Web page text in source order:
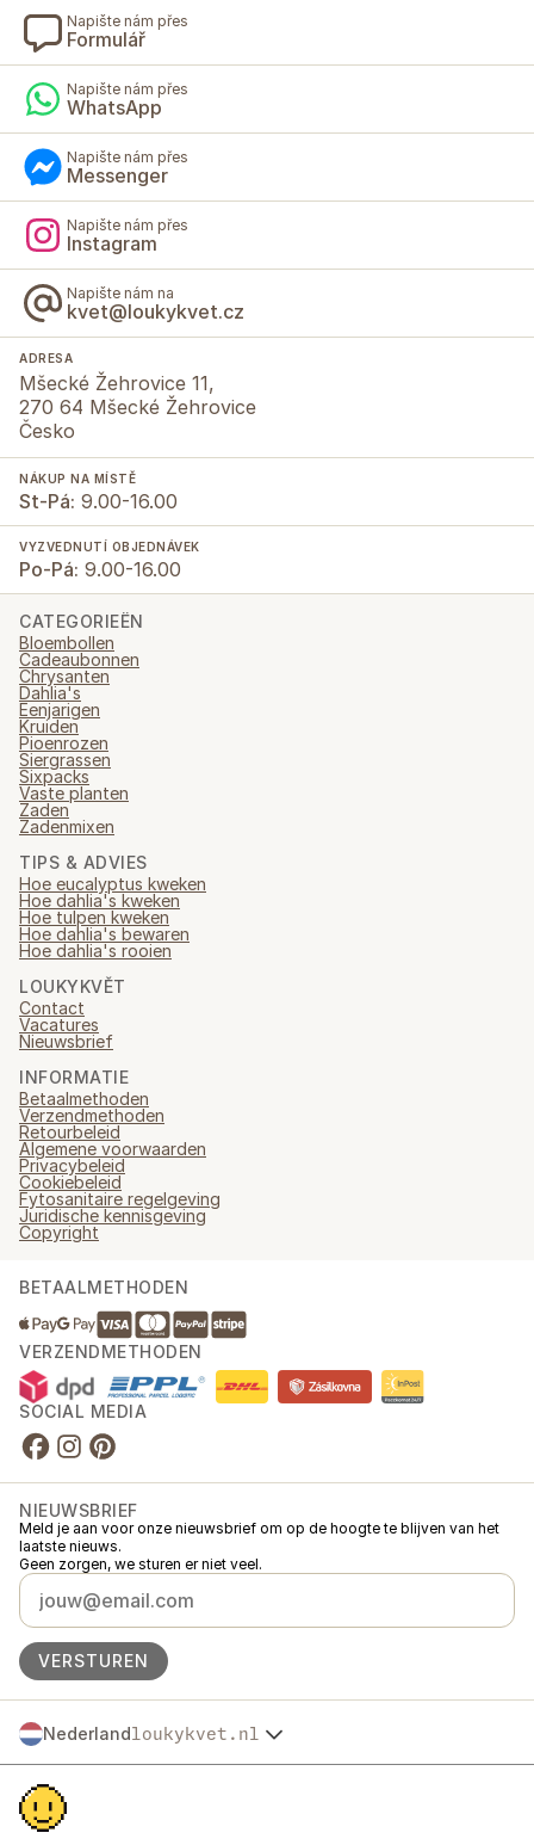
Napište nám přes
Formulář
Napište nám přes
WhatsApp
Napište nám přes
Messenger
Napište nám přes
Instagram
Napište nám na
kvet@loukykvet.cz
ADRESA
Mšecké Žehrovice 11,
270 64 Mšecké Žehrovice
Česko
NÁKUP NA MÍSTĚ
St-Pá: 9.00-16.00
VYZVEDNUTÍ OBJEDNÁVEK
Po-Pá: 9.00-16.00
CATEGORIEËN
Bloembollen
Cadeaubonnen
Chrysanten
Dahlia's
Eenjarigen
Kruiden
Pioenrozen
Siergrassen
Sixpacks
Vaste planten
Zaden
Zadenmixen
TIPS & ADVIES
Hoe eucalyptus kweken
Hoe dahlia's kweken
Hoe tulpen kweken
Hoe dahlia's bewaren
Hoe dahlia's rooien
LOUKYKVĚT
Contact
Vacatures
Nieuwsbrief
INFORMATIE
Betaalmethoden
Verzendmethoden
Retourbeleid
Algemene voorwaarden
Privacybeleid
Cookiebeleid
Fytosanitaire regelgeving
Juridische kennisgeving
Copyright
BETAALMETHODEN
VERZENDMETHODEN
SOCIAL MEDIA
NIEUWSBRIEF
Meld je aan voor onze nieuwsbrief om op de hoogte te blijven van het
laatste nieuws.
Geen zorgen, we sturen er niet veel.
VERSTUREN
Nederlandloukykvet.nl
Česko
Slovensko
Polska
Österreich
Loukykvět s.r.o. staat ingeschreven in het handelsregister van de
gemeentelijke rechtbank in Praag, sectie C, dossier 268616.